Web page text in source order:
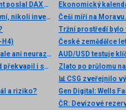
Analýza DAX, Nasdaq, EUR/USD: Zlepšený sentiment poslal DAX na nová maxima
Praktické okénko: Bitcoin aktuálně jako spekulativní, nikoli investiční aktivum
Akciová analýza: Výsledky McDonald’s nepotěšily, ale ani neurazily. Jakou vizi společnost prezentovala?
Akcie Microsoftu zlomily 26 let starý rekord. Důvod překvapil i samotné investory
a riziko?
Ekonomický
AUD/USD testuje
Zlato po průlomu
📊 CSG zveřejnilo
ČR: Devizové